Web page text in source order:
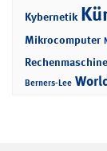
Kybernetik
Mikrocomputer
Rechenmaschine
Berners-Lee